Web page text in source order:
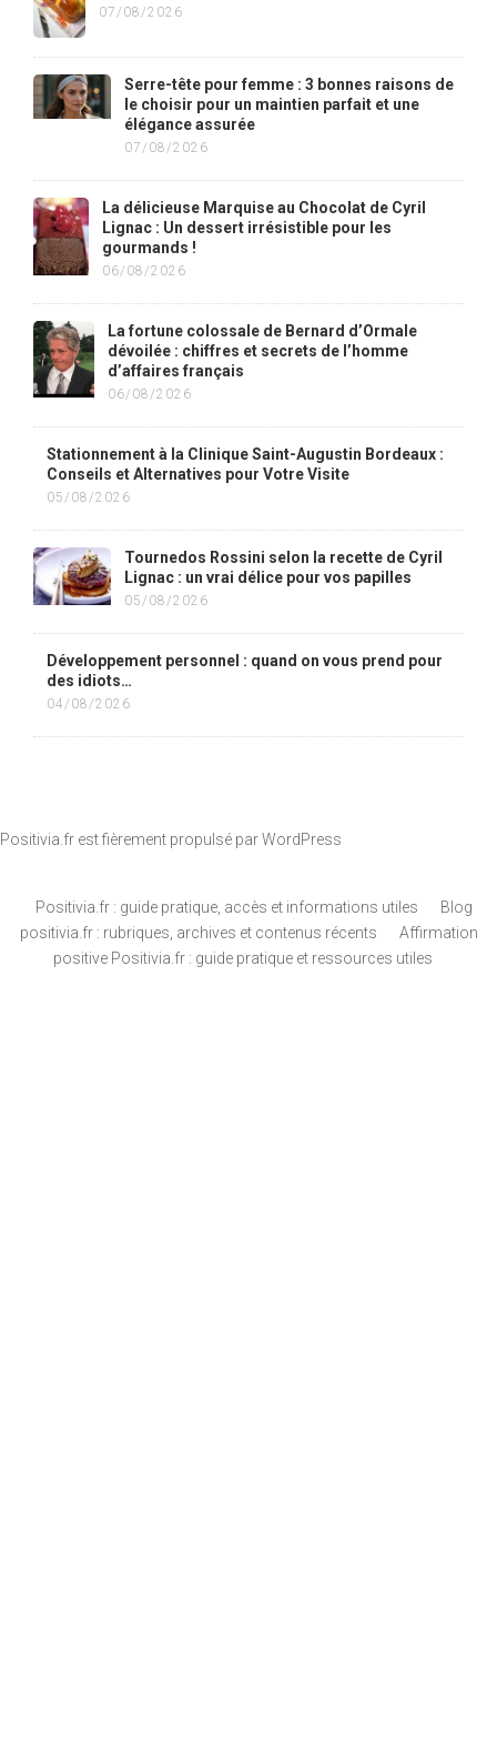
07/08/2026
Serre-tête pour femme : 3 bonnes raisons de
le choisir pour un maintien parfait et une
élégance assurée
07/08/2026
La délicieuse Marquise au Chocolat de Cyril
Lignac : Un dessert irrésistible pour les
gourmands !
06/08/2026
La fortune colossale de Bernard d’Ormale
dévoilée : chiffres et secrets de l’homme
d’affaires français
06/08/2026
Stationnement à la Clinique Saint-Augustin Bordeaux :
Conseils et Alternatives pour Votre Visite
05/08/2026
Tournedos Rossini selon la recette de Cyril
Lignac : un vrai délice pour vos papilles
05/08/2026
Développement personnel : quand on vous prend pour
des idiots…
04/08/2026
Positivia.fr est fièrement propulsé parWordPress
Positivia.fr : guide pratique, accès et informations utiles
Blog
positivia.fr : rubriques, archives et contenus récents
Affirmation
positive Positivia.fr : guide pratique et ressources utiles